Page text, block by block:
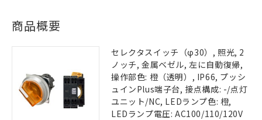
商品概要
セレクタスイッチ（φ30）, 照光, 2
ノッチ, 金属ベゼル, 左に自動復帰,
操作部色: 橙（透明）, IP66, プッシ
ュインPlus端子台, 接点構成: -/点灯
ユニット/NC, LEDランプ色: 橙,
LEDランプ電圧: AC100/110/120V